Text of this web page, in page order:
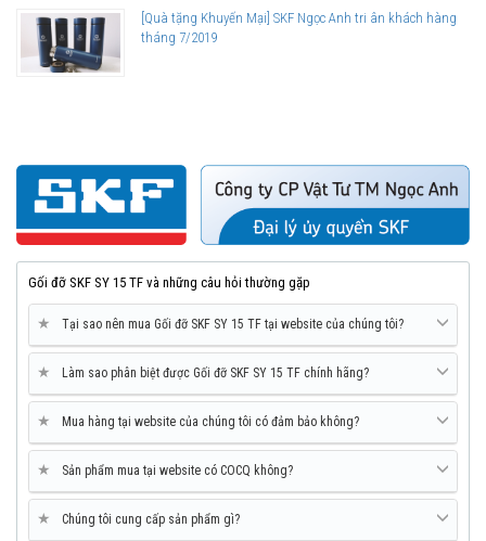
[Quà tặng Khuyến Mại] SKF Ngọc Anh tri ân khách hàng
tháng 7/2019
Gối đỡ SKF SY 15 TF và những câu hỏi thường gặp
★ Tại sao nên mua Gối đỡ SKF SY 15 TF tại website của chúng tôi?
★ Làm sao phân biệt được Gối đỡ SKF SY 15 TF chính hãng?
★ Mua hàng tại website của chúng tôi có đảm bảo không?
★ Sản phẩm mua tại website có COCQ không?
★ Chúng tôi cung cấp sản phẩm gì?